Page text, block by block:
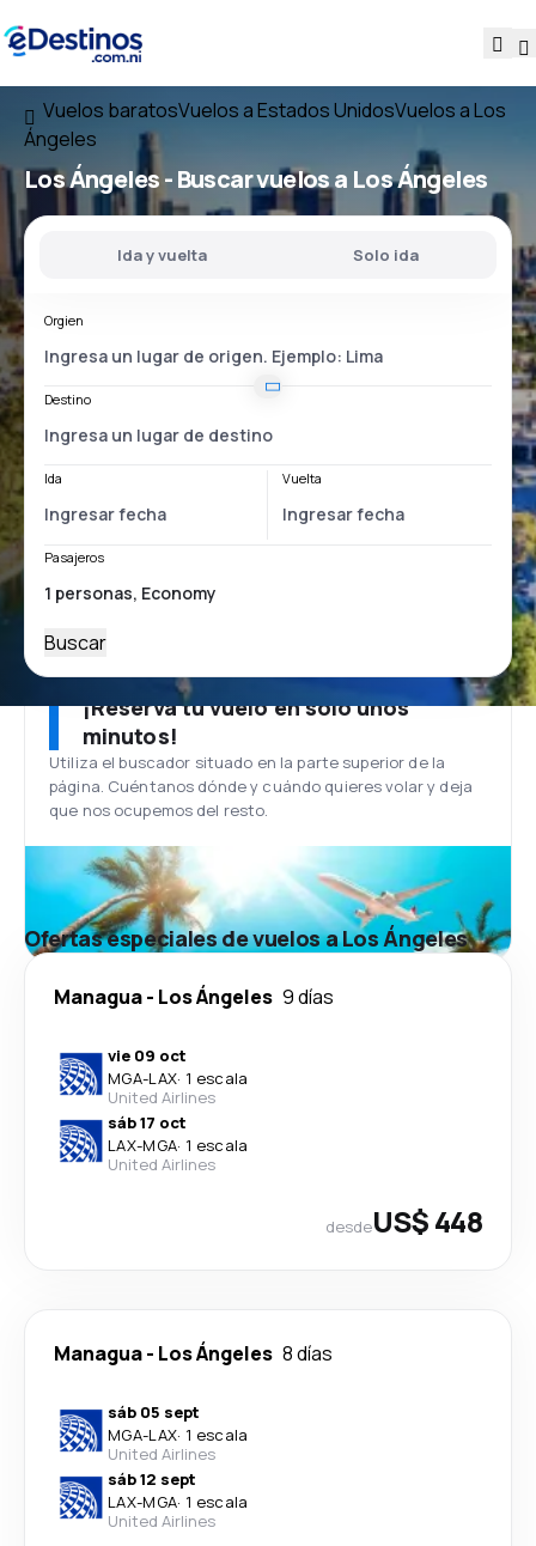
Vuelos baratosVuelos a Estados UnidosVuelos a Los
Ángeles
Los Ángeles - Buscar vuelos a Los Ángeles
Ida y vuelta Solo ida
Orgien
Destino
Ida Vuelta
Pasajeros
Buscar
¡Reserva tu vuelo en solo unos
minutos!
Utiliza el buscador situado en la parte superior de la
página. Cuéntanos dónde y cuándo quieres volar y deja
que nos ocupemos del resto.
Ofertas especiales de vuelos a Los Ángeles
Managua- Los Ángeles 9 días
vie 09 oct
MGA-LAX· 1 escala
United Airlines
sáb 17 oct
LAX-MGA· 1 escala
United Airlines
desdeUS$ 448
Managua- Los Ángeles 8 días
sáb 05 sept
MGA-LAX· 1 escala
United Airlines
sáb 12 sept
LAX-MGA· 1 escala
United Airlines